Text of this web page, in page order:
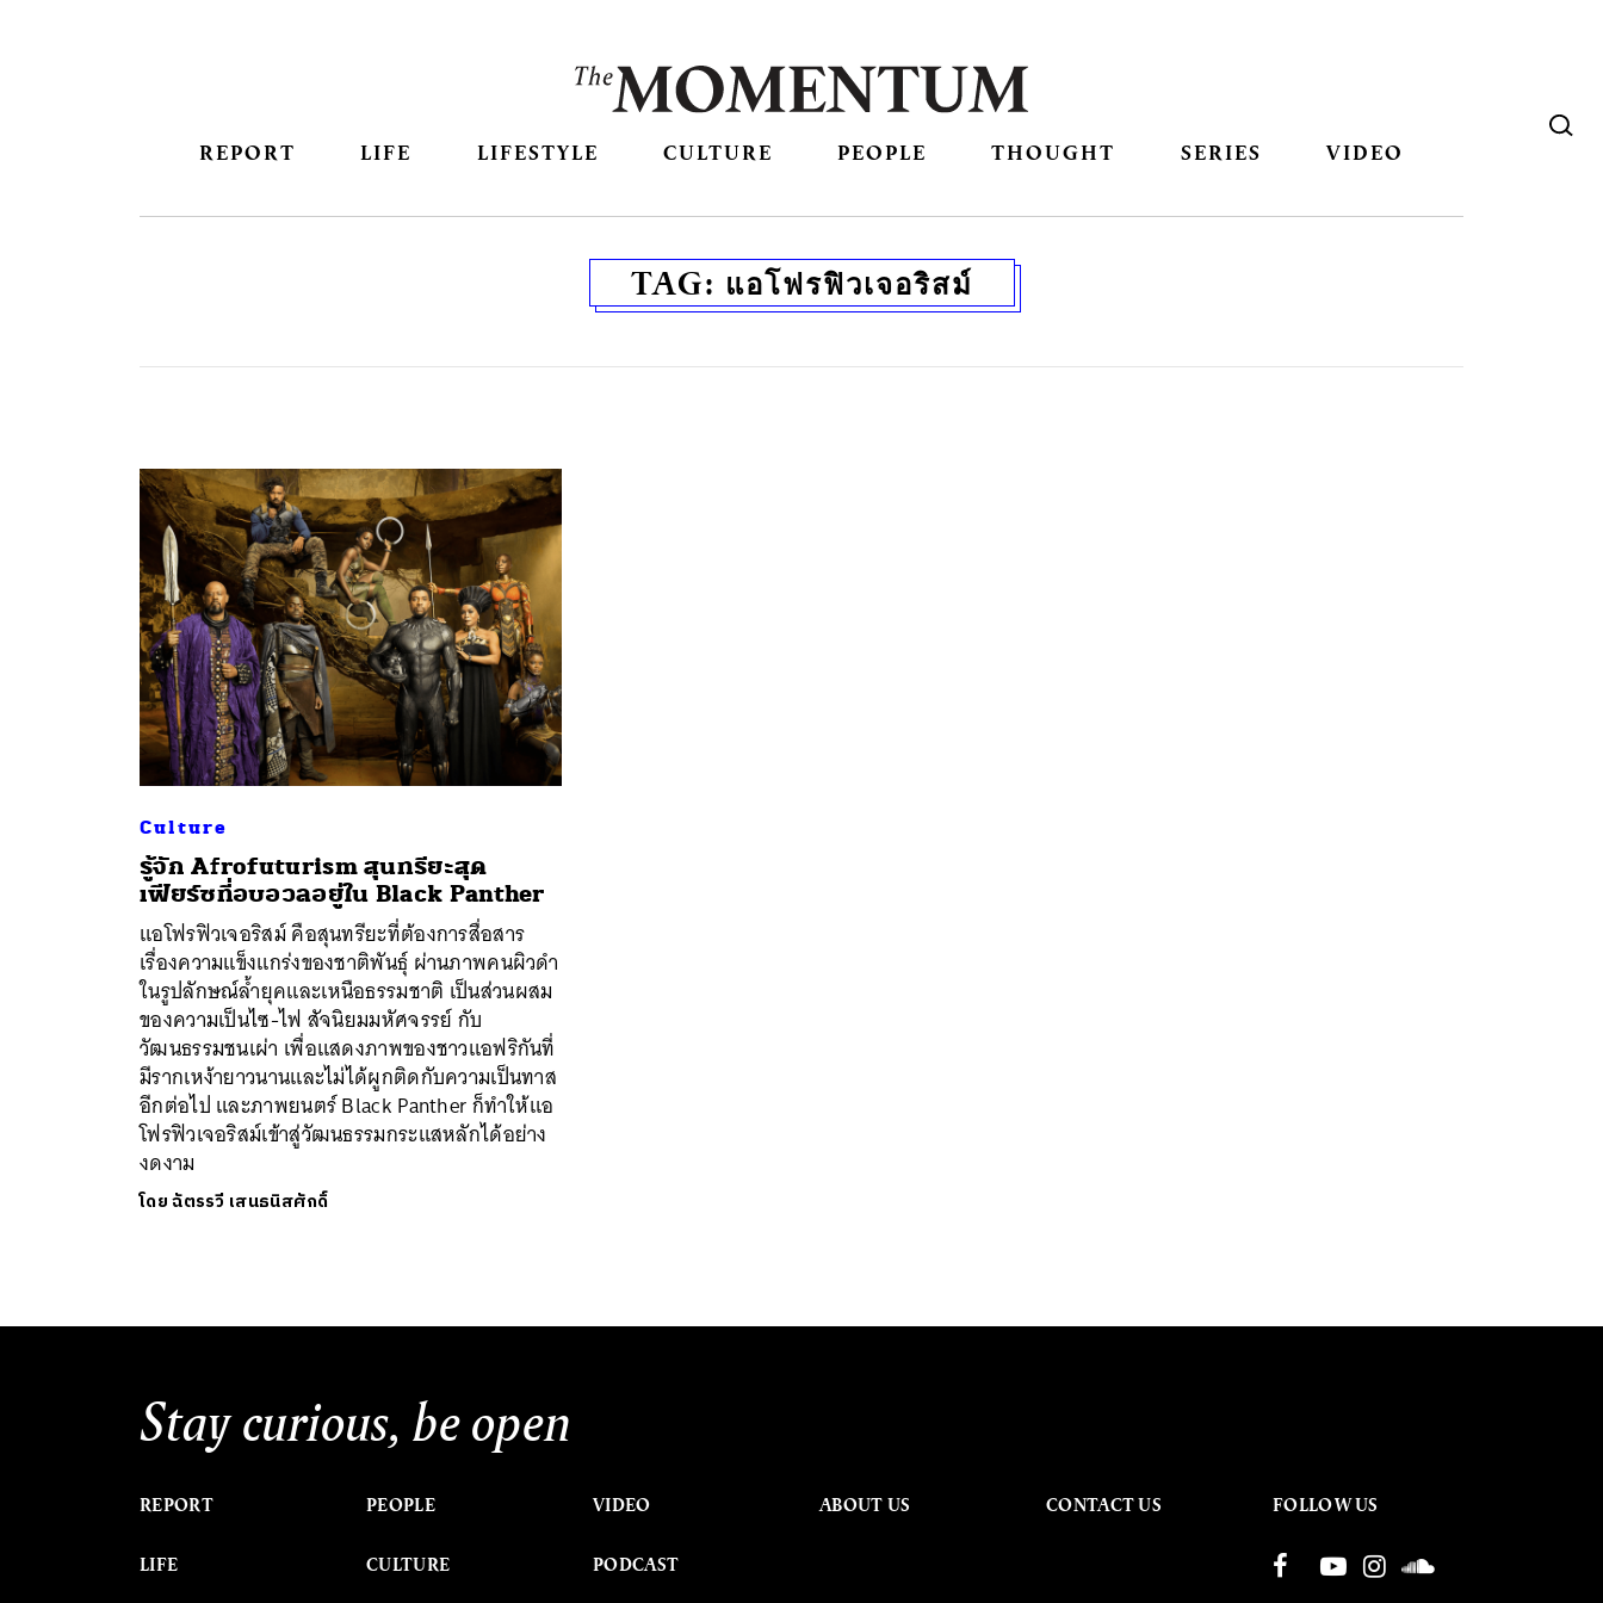
REPORT LIFE LIFESTYLE CULTURE PEOPLE THOUGHT SERIES VIDEO
TAG: แอโฟรฟิวเจอริสม์
Culture
รู้จัก Afrofuturism สุนทรียะสุด
เฟียร์ซที่อบอวลอยู่ใน Black Panther
แอโฟรฟิวเจอริสม์ คือสุนทรียะที่ต้องการสื่อสาร
เรื่องความแข็งแกร่งของชาติพันธุ์ ผ่านภาพคนผิวดำ
ในรูปลักษณ์ล้ำยุคและเหนือธรรมชาติ เป็นส่วนผสม
ของความเป็นไซ-ไฟ สัจนิยมมหัศจรรย์ กับ
วัฒนธรรมชนเผ่า เพื่อแสดงภาพของชาวแอฟริกันที่
มีรากเหง้ายาวนานและไม่ได้ผูกติดกับความเป็นทาส
อีกต่อไป และภาพยนตร์ Black Panther ก็ทำให้แอ
โฟรฟิวเจอริสม์เข้าสู่วัฒนธรรมกระแสหลักได้อย่าง
งดงาม
โดยฉัตรรวี เสนธนิสศักดิ์
Stay curious, be open
REPORT
LIFE
PEOPLE
CULTURE
VIDEO
PODCAST
ABOUT US CONTACT US FOLLOW US